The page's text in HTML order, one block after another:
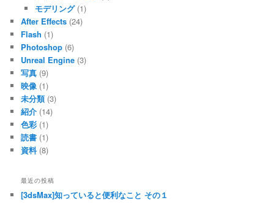
モデリング(1)
After Effects (24)
Flash (1)
Photoshop (6)
Unreal Engine (3)
写真 (9)
映像 (1)
未分類(3)
紹介 (14)
色彩 (1)
読書 (1)
資料(8)
最近の投稿
[3dsMax]知っていると便利なこと その１